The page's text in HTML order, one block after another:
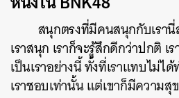
สนุกตรงที่มีคนสนุกกับเรานี่
เราสนุก เราก็จะรู้สึกดีกว่าปกติ เ
เป็นเราอย่างนี้ ทั้งที่เราแทบไม่ไ
เราชอบเท่านั้น แต่เขาก็มีความสุ